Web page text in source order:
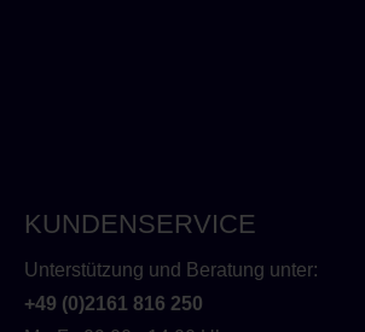
KUNDENSERVICE
Unterstützung und Beratung unter:
+49 (0)2161 816 250